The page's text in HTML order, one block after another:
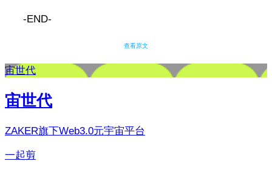
-END-
查看原文
宙世代
宙世代
ZAKER旗下Web3.0元宇宙平台
一起剪